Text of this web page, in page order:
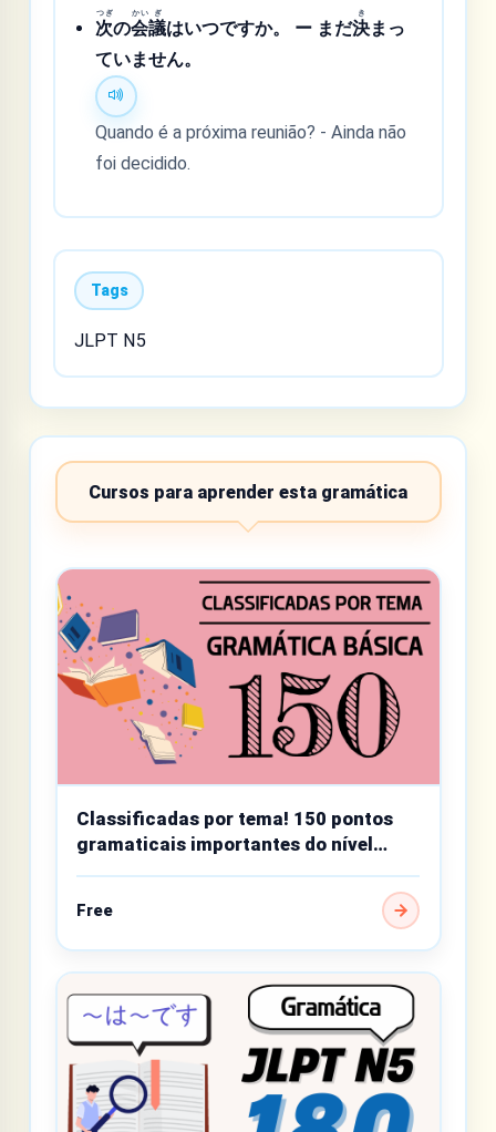
次
つぎ
の会
かい
議
ぎ
はいつですか。 ー まだ決
き
まっ
ていません。
Quando é a próxima reunião? - Ainda não
foi decidido.
Tags
JLPT N5
Cursos para aprender esta gramática
Classificadas por tema! 150 pontos
gramaticais importantes do nível
Free